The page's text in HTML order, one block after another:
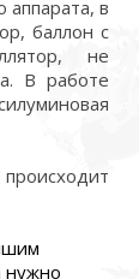
аппарата, в
баллон с
не
В работе
нужно